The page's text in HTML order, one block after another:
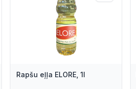
Rapšu eļļa ELORE, 1l